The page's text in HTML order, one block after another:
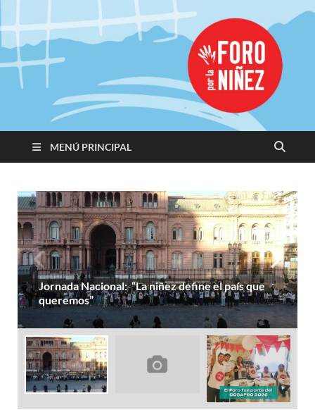
Promoviendo
Derechos,
Construimos
Igualdad
MENÚ PRINCIPAL
Jornada Nacional: “La niñez define el país que
queremos”